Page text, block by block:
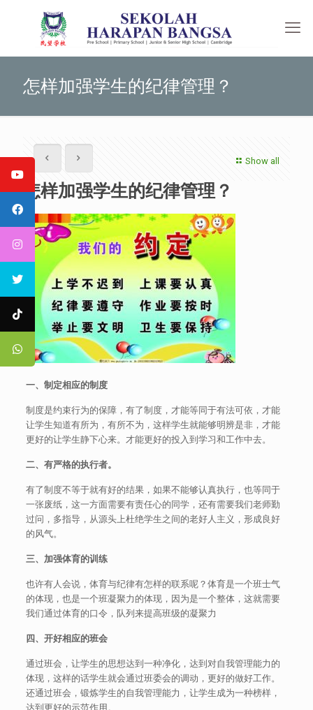
怎样加强学生的纪律管理？
Show all
怎样加强学生的纪律管理？
一、制定相应的制度
制度是约束行为的保障，有了制度，才能等同于有法可依，才能
让学生知道有所为，有所不为，这样学生就能够明辨是非，才能
更好的让学生静下心来。才能更好的投入到学习和工作中去。
二、有严格的执行者。
有了制度不等于就有好的结果，如果不能够认真执行，也等同于
一张废纸，这一方面需要有责任心的同学，还有需要我们老师勤
过问，多指导，从源头上杜绝学生之间的老好人主义，形成良好
的风气。
三、加强体育的训练
也许有人会说，体育与纪律有怎样的联系呢？体育是一个班士气
的体现，也是一个班凝聚力的体现，因为是一个整体，这就需要
我们通过体育的口令，队列来提高班级的凝聚力
四、开好相应的班会
通过班会，让学生的思想达到一种净化，达到对自我管理能力的
体现，这样的话学生就会通过班委会的调动，更好的做好工作。
还通过班会，锻炼学生的自我管理能力，让学生成为一种榜样，
达到更好的示范作用。